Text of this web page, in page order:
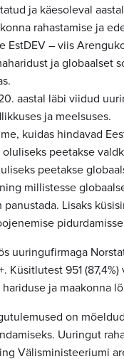
ja käesoleval
rahastamise ja
EstDEV – viis
ja globaalset
aastal läbi viidud
ja meelsuses.
kuidas hindavad
peetakse
peetakse
millistesse
Lisaks
uuringufirmaga
Küsitlutest 951
ja maakonna
on
Uuringut
Välisministeeriumi